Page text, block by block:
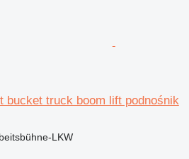
bucket truck boom lift podnośnik
LKW